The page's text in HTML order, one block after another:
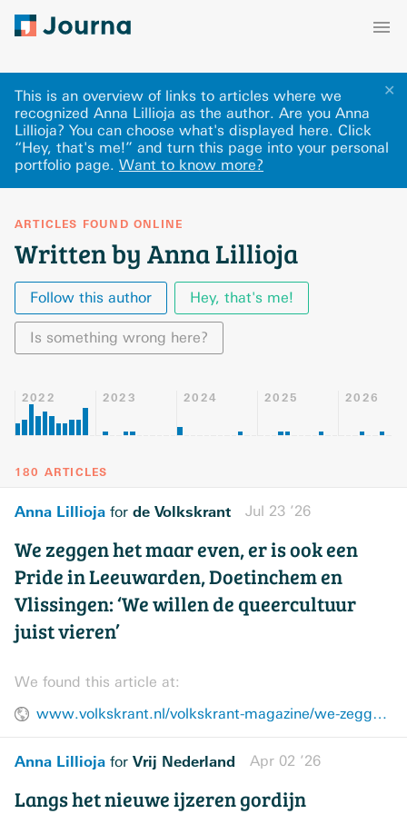
✕
This is an overview of links to articles where we
recognized Anna Lillioja as the author. Are you Anna
Lillioja? You can choose what's displayed here. Click
“Hey, that's me!” and turn this page into your personal
portfolio page. Want to know more?
ARTICLES FOUND ONLINE
Written by Anna Lillioja
Follow this author Hey, that's me!
Is something wrong here?
2022 2023 2024 2025 2026
180 ARTICLES
Anna Lillioja for de Volkskrant Jul 23 ’26
We zeggen het maar even, er is ook een
Pride in Leeuwarden, Doetinchem en
Vlissingen: ‘We willen de queercultuur
juist vieren’
We found this article at:
www.volkskrant.nl/volkskrant-magazine/we-zeggen-het-maar-even-er-is-ook-een-pride-in-leeuwarden-doetinchem-en-vlissingen-we-willen-de-queercultuur-juist-vieren~bd517b6a/
Anna Lillioja for Vrij Nederland Apr 02 ’26
Langs het nieuwe ijzeren gordijn